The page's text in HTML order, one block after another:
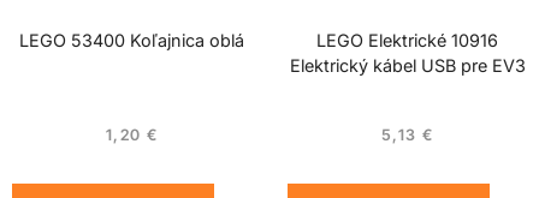
LEGO 53400 Koľajnica oblá
1,20 €
LEGO Elektrické 10916
Elektrický kábel USB pre EV3
5,13 €